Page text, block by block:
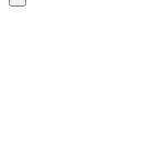
au